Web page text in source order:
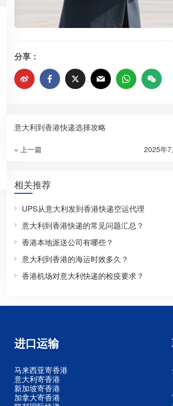
分享：
意大利到香港快递选择攻略
« 上一篇 2025年
相关推荐
UPS从意大利发到香港快递空运代理
意大利到香港快递的常见问题汇总？
香港本地派送公司有哪些？
意大利到香港的海运时效多久？
香港机场对意大利快递的检疫要求？
进口运输
马来西亚寄香港
意大利寄香港
新加坡寄香港
加拿大寄香港